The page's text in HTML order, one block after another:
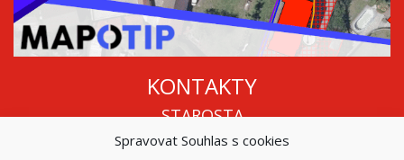
Spravovat Souhlas s cookies
KONTAKTY
STAROSTA
Mgr. Roman Vala